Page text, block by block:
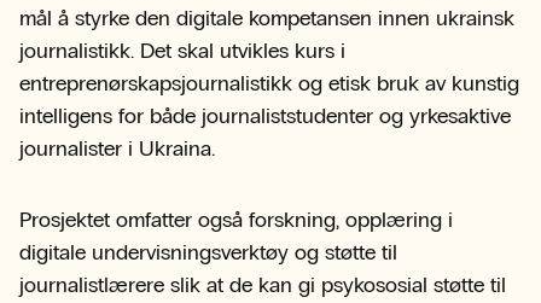
mål å styrke den digitale kompetansen innen ukrainsk
journalistikk. Det skal utvikles kurs i
entreprenørskapsjournalistikk og etisk bruk av kunstig
intelligens for både journaliststudenter og yrkesaktive
journalister i Ukraina.
Prosjektet omfatter også forskning, opplæring i
digitale undervisningsverktøy og støtte til
journalistlærere slik at de kan gi psykososial støtte til